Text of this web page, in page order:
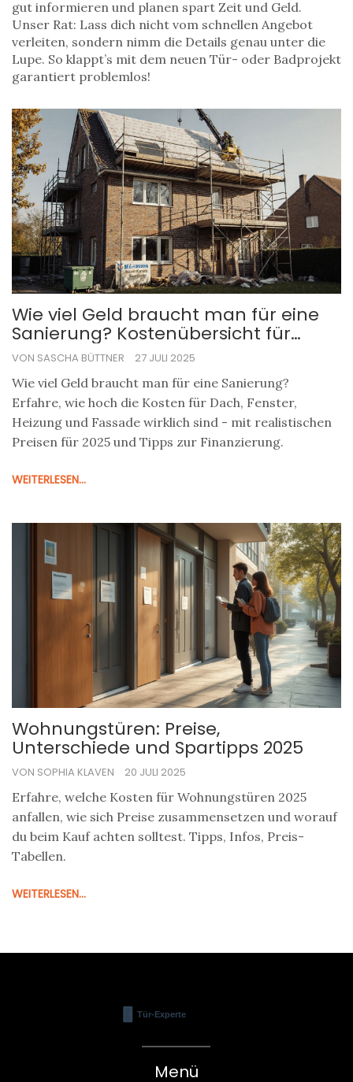
gut informieren und planen spart Zeit und Geld.
Unser Rat: Lass dich nicht vom schnellen Angebot
verleiten, sondern nimm die Details genau unter die
Lupe. So klappt’s mit dem neuen Tür- oder Badprojekt
garantiert problemlos!
Wie viel Geld braucht man für eine
Sanierung? Kostenübersicht für
Hausrenovierungen 2025
VON SASCHA BÜTTNER 27 JULI 2025
Wie viel Geld braucht man für eine Sanierung?
Erfahre, wie hoch die Kosten für Dach, Fenster,
Heizung und Fassade wirklich sind - mit realistischen
Preisen für 2025 und Tipps zur Finanzierung.
WEITERLESEN...
Wohnungstüren: Preise,
Unterschiede und Spartipps 2025
VON SOPHIA KLAVEN 20 JULI 2025
Erfahre, welche Kosten für Wohnungstüren 2025
anfallen, wie sich Preise zusammensetzen und worauf
du beim Kauf achten solltest. Tipps, Infos, Preis-
Tabellen.
WEITERLESEN...
Menü